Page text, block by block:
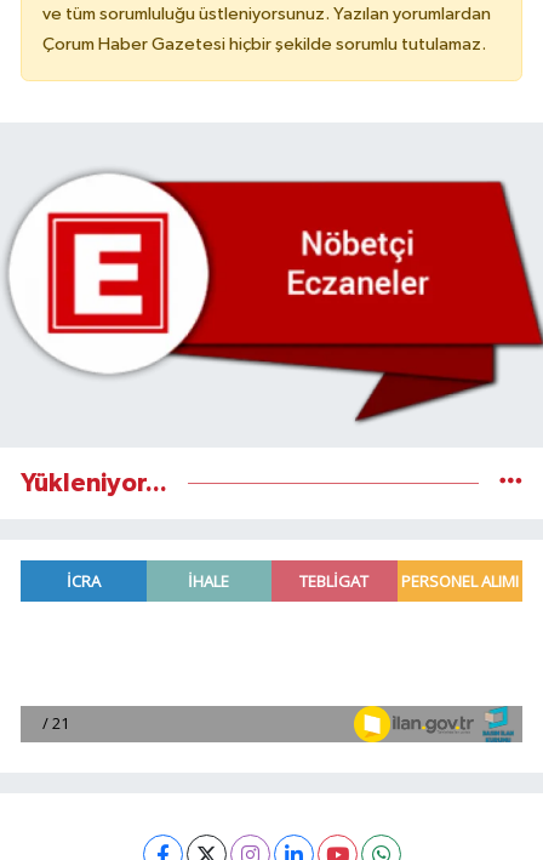
ve tüm sorumluluğu üstleniyorsunuz. Yazılan yorumlardan
Çorum Haber Gazetesi hiçbir şekilde sorumlu tutulamaz.
Yükleniyor...